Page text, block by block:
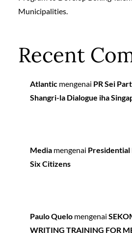
Municipalities.
Recent
Atlantic mengenai PR Sei
Shangri-la Dialogue iha
Media mengenai Presidential
Six Citizens
Paulo Quelo mengenai
WRITING TRAINING FOR